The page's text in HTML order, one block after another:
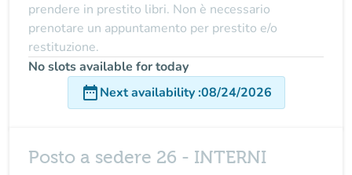
prendere in prestito libri. Non è necessario
prenotare un appuntamento per prestito e/o
restituzione.
No slots available for today
date_rangeNext availability:08/24/2026
Posto a sedere 26 - INTERNI